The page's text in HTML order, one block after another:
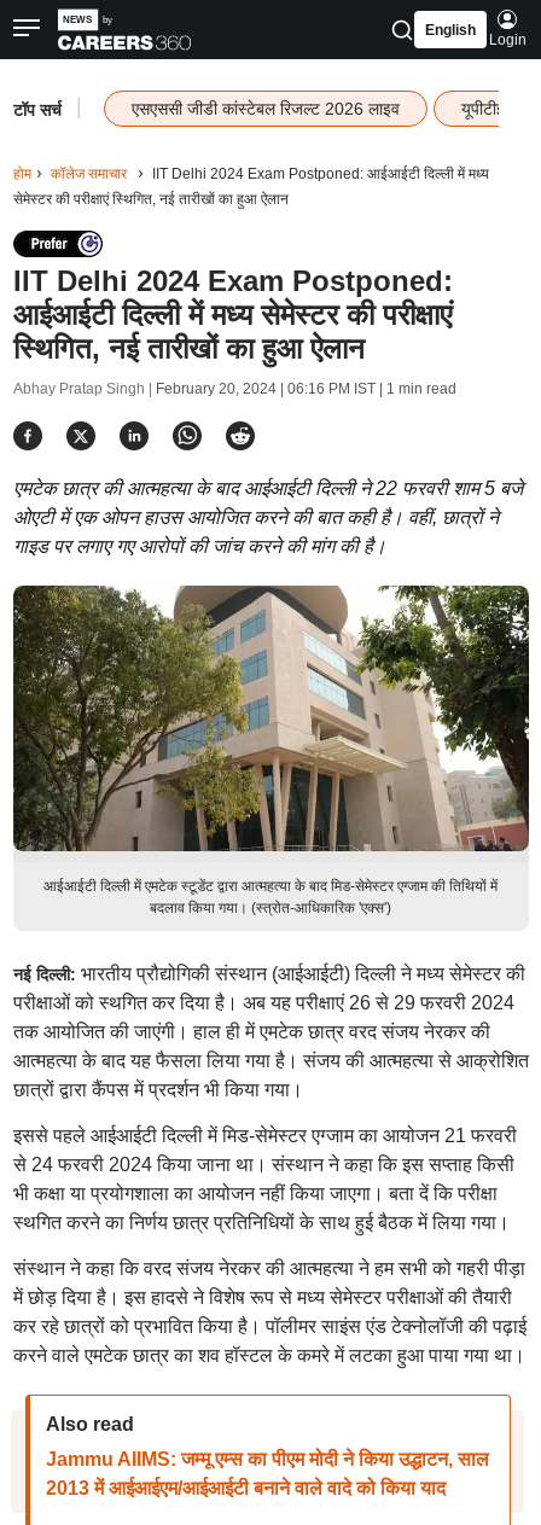
English
Login
टॉप सर्च एसएससी जीडी कांस्टेबल रिजल्ट 2026 लाइव यूपीटीईटी
होम कॉलेज समाचार
IIT Delhi 2024 Exam Postponed: आईआईटी दिल्ली में मध्य
सेमेस्टर की परीक्षाएं स्थिगित, नई तारीखों का हुआ ऐलान
IIT Delhi 2024 Exam Postponed:
आईआईटी दिल्ली में मध्य सेमेस्टर की परीक्षाएं
स्थिगित, नई तारीखों का हुआ ऐलान
Abhay Pratap Singh | February 20, 2024 | 06:16 PM IST| 1 min read
एमटेक छात्र की आत्महत्या के बाद आईआईटी दिल्ली ने 22 फरवरी शाम 5 बजे
ओएटी में एक ओपन हाउस आयोजित करने की बात कही है। वहीं, छात्रों ने
गाइड पर लगाए गए आरोपों की जांच करने की मांग की है।
आईआईटी दिल्ली में एमटेक स्टूडेंट द्वारा आत्महत्या के बाद मिड-सेमेस्टर एग्जाम की तिथियों में
बदलाव किया गया। (स्त्रोत-आधिकारिक 'एक्स')
नई दिल्ली: भारतीय प्रौद्योगिकी संस्थान (आईआईटी) दिल्ली ने मध्य सेमेस्टर की
परीक्षाओं को स्थगित कर दिया है। अब यह परीक्षाएं 26 से 29 फरवरी 2024
तक आयोजित की जाएंगी। हाल ही में एमटेक छात्र वरद संजय नेरकर की
आत्महत्या के बाद यह फैसला लिया गया है। संजय की आत्महत्या से आक्रोशित
छात्रों द्वारा कैंपस में प्रदर्शन भी किया गया।
इससे पहले आईआईटी दिल्ली में मिड-सेमेस्टर एग्जाम का आयोजन 21 फरवरी
से 24 फरवरी 2024 किया जाना था। संस्थान ने कहा कि इस सप्ताह किसी
भी कक्षा या प्रयोगशाला का आयोजन नहीं किया जाएगा। बता दें कि परीक्षा
स्थगित करने का निर्णय छात्र प्रतिनिधियों के साथ हुई बैठक में लिया गया।
संस्थान ने कहा कि वरद संजय नेरकर की आत्महत्या ने हम सभी को गहरी पीड़ा
में छोड़ दिया है। इस हादसे ने विशेष रूप से मध्य सेमेस्टर परीक्षाओं की तैयारी
कर रहे छात्रों को प्रभावित किया है। पॉलीमर साइंस एंड टेक्नोलॉजी की पढ़ाई
करने वाले एमटेक छात्र का शव हॉस्टल के कमरे में लटका हुआ पाया गया था।
Also read
Jammu AIIMS: जम्मू एम्स का पीएम मोदी ने किया उद्धाटन, साल
2013 में आईआईएम/आईआईटी बनाने वाले वादे को किया याद